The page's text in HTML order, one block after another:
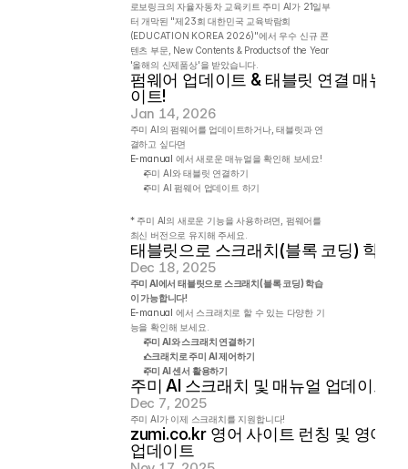
로보링크의 자율자동차 교육키트 주미 AI가 21일부
터 개막된 "제23회 대한민국 교육박람회
(EDUCATION KOREA 2026)"에서 우수 신규 콘
텐츠 부문, New Contents & Products of the Year
'올해의 신제품상'을 받았습니다.
펌웨어 업데이트 & 태블릿 연결 매뉴얼
이트!
Jan 14, 2026
주미 AI의 펌웨어를 업데이트하거나, 태블릿과 연
결하고 싶다면
E-manual 에서 새로운 매뉴얼을 확인해 보세요!
주미 AI와 태블릿 연결하기
주미 AI 펌웨어 업데이트 하기
* 주미 AI의 새로운 기능을 사용하려면, 펌웨어를
최신 버전으로 유지해 주세요.
태블릿으로 스크래치(블록 코딩) 학습
Dec 18, 2025
주미 AI에서 태블릿으로 스크래치(블록 코딩) 학습
이 가능합니다!
E-manual 에서 스크래치로 할 수 있는 다양한 기
능을 확인해 보세요.
주미 AI와 스크래치 연결하기
스크래치로 주미 AI 제어하기
주미 AI 센서 활용하기
주미 AI 스크래치 및 매뉴얼 업데이트
Dec 7, 2025
주미 AI가 이제 스크래치를 지원합니다!
zumi.co.kr 영어 사이트 런칭 및 영어
업데이트